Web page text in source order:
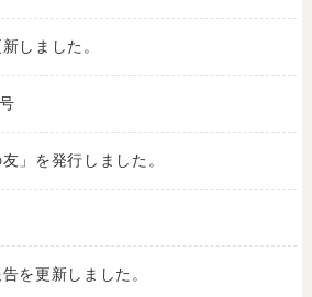
しました。
」を発行しました。
を更新しました。